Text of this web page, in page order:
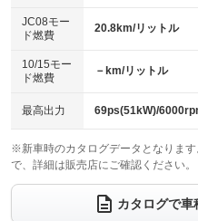
電動格納ミラー
：装備あり
：装備なし
パワーシート
ベンチシート
：装備なし
チップアップシート
：装備なし
：装備なし
ウォークスルー
：装備なし
電動リアゲート
JC08モー
ド燃費
20.8km/リットル
10/15モー
ド燃費
－km/リットル
最高出力 69ps(51kW)/
※新車時のカタログデータとなりま
で、詳細は販売店にご確認ください。
カタログで車